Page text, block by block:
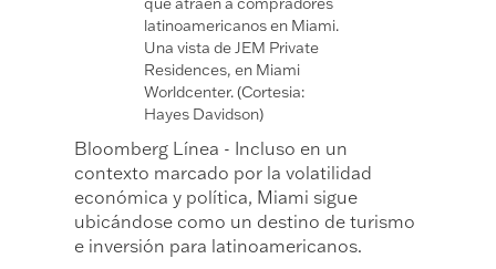
latinoamericanos en Miami.
Una vista de JEM Private
Residences, en Miami
Worldcenter. (Cortesia:
Hayes Davidson)
Bloomberg Línea - Incluso en un
contexto marcado por la volatilidad
económica y política, Miami sigue
ubicándose como un destino de turismo
e inversión para latinoamericanos.